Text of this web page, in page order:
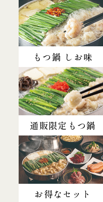
もつ鍋 しお味
通販限定もつ鍋
お得なセット